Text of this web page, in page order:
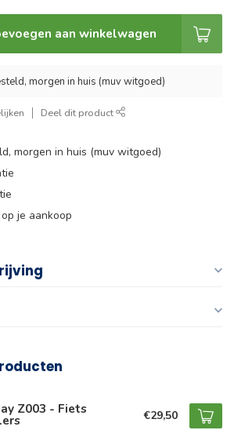
aan winkelwagen
morgen in huis (muv witgoed)
Deel dit product
morgen in huis (muv witgoed)
je aankoop
Z003 - Fiets €29,50